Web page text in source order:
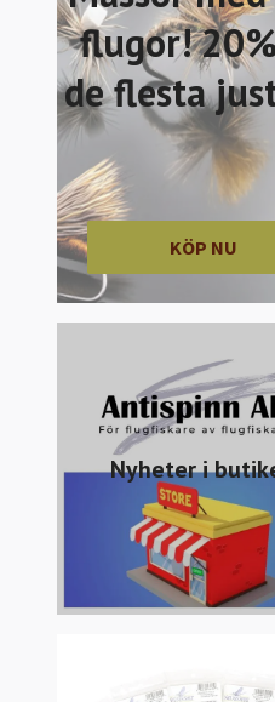
flugor!
de flesta
KÖP NU
Nyheter i